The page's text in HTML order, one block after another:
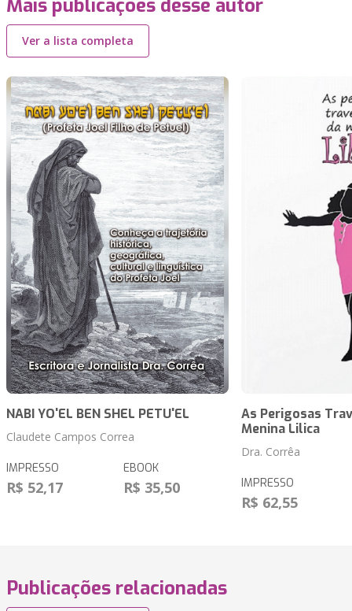
Mais publicações desse autor
Ver a lista completa
NABI YO'EL BEN SHEL PETU'EL
Claudete Campos Correa
IMPRESSO
R$ 52,17
EBOOK
R$ 35,50
As Perigosas
Menina Lilica
Dra. Corrêa
IMPRESSO
R$ 62,55
Publicações relacionadas